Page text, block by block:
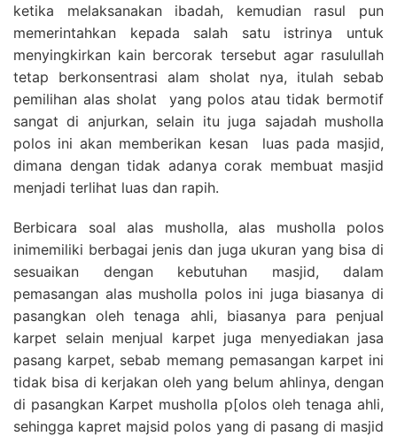
ketika melaksanakan ibadah, kemudian rasul pun
memerintahkan kepada salah satu istrinya untuk
menyingkirkan kain bercorak tersebut agar rasulullah
tetap berkonsentrasi alam sholat nya, itulah sebab
pemilihan alas sholat yang polos atau tidak bermotif
sangat di anjurkan, selain itu juga sajadah musholla
polos ini akan memberikan kesan luas pada masjid,
dimana dengan tidak adanya corak membuat masjid
menjadi terlihat luas dan rapih.
Berbicara soal alas musholla, alas musholla polos
inimemiliki berbagai jenis dan juga ukuran yang bisa di
sesuaikan dengan kebutuhan masjid, dalam
pemasangan alas musholla polos ini juga biasanya di
pasangkan oleh tenaga ahli, biasanya para penjual
karpet selain menjual karpet juga menyediakan jasa
pasang karpet, sebab memang pemasangan karpet ini
tidak bisa di kerjakan oleh yang belum ahlinya, dengan
di pasangkan Karpet musholla p[olos oleh tenaga ahli,
sehingga kapret majsid polos yang di pasang di masjid